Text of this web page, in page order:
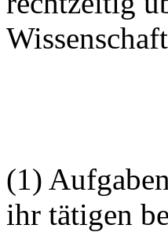
(1)
ihr tätigen